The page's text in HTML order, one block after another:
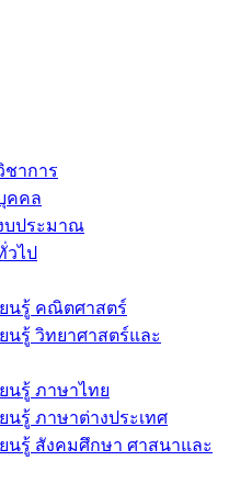
ชาการ
คคล
บประมาณ
วไป
นรู้ คณิตศาสตร์
นรู้ วิทยาศาสตร์และ
นรู้ ภาษาไทย
นรู้ ภาษาต่างประเทศ
นรู้ สังคมศึกษา ศาสนาและ